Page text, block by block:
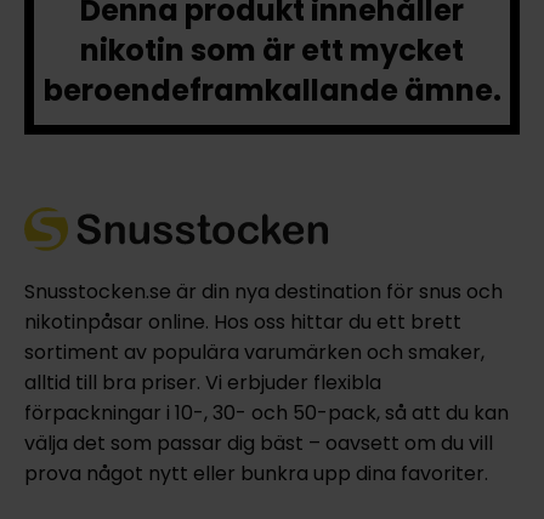
Denna produkt innehåller
nikotin som är ett mycket
beroendeframkallande ämne.
Snusstocken.se är din nya destination för snus och
nikotinpåsar online. Hos oss hittar du ett brett
sortiment av populära varumärken och smaker,
alltid till bra priser. Vi erbjuder flexibla
förpackningar i 10-, 30- och 50-pack, så att du kan
välja det som passar dig bäst – oavsett om du vill
prova något nytt eller bunkra upp dina favoriter.